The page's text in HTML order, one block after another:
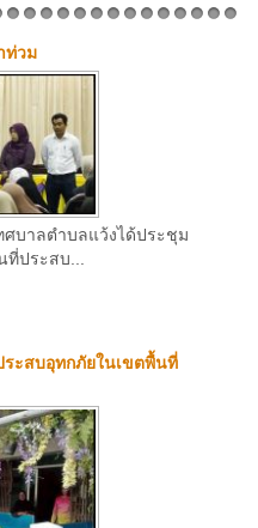
ท่วม
บาลตำบลแว้งได้ประชุม
ที่ประสบ...
ะสบอุทกภัยในเขตพื้นที่